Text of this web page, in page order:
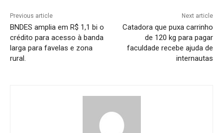
Previous article
BNDES amplia em R$ 1,1 bi o
crédito para acesso à banda
larga para favelas e zona
rural.
Next article
Catadora que puxa carrinho
de 120 kg para pagar
faculdade recebe ajuda de
internautas